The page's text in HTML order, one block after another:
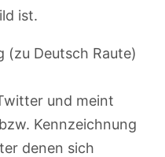
ist.
(zu Deutsch Raute)
und meint
Kennzeichnung
denen sich